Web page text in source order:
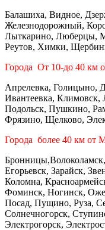
Балашиха, Видное,
Железнодорожный,
Лыткарино, Люберцы,
Реутов, Химки,
Города От 10-до 40
Апрелевка, Голицыно,
Ивантеевка, Климовск,
Подольск, Пушкино,
Фрязино, Щелково,
Города более 40 км
Егорьевск, Зарайск,
Коломна,
Фоминск, Ногинск,
Посад, Пущино, Руза,
Солнечногорск,
Электрогорск,